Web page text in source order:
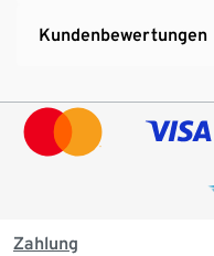
Kundenbewertungen
Zahlung